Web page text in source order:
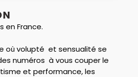
en France.
où volupté et sensualité se
numéros à vous couper le
et performance, les